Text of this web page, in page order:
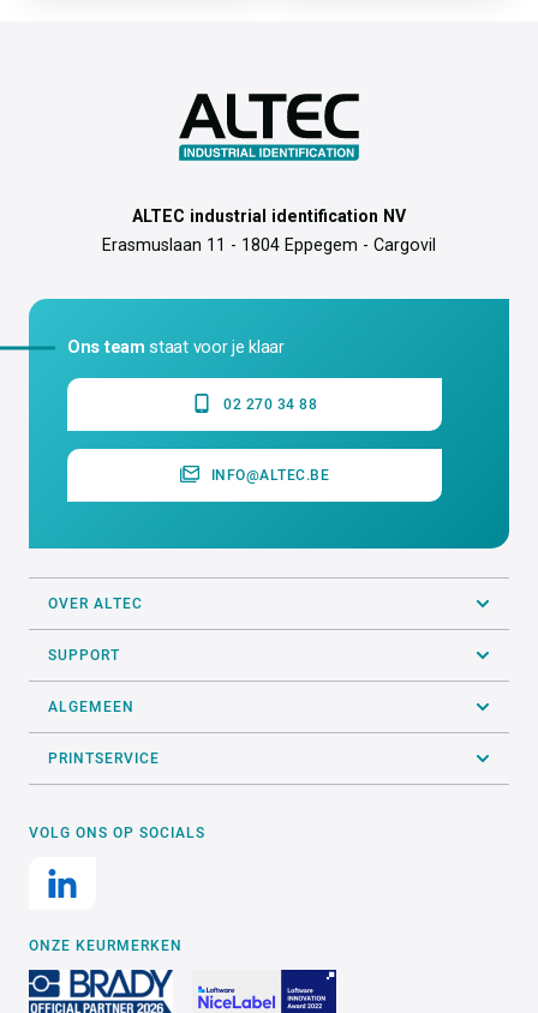
ALTEC industrial identification NV
Erasmuslaan 11 - 1804 Eppegem - Cargovil
Ons team staat voor je klaar
02 270 34 88
INFO@ALTEC.BE
OVER ALTEC
SUPPORT
ALGEMEEN
PRINTSERVICE
VOLG ONS OP SOCIALS
ONZE KEURMERKEN